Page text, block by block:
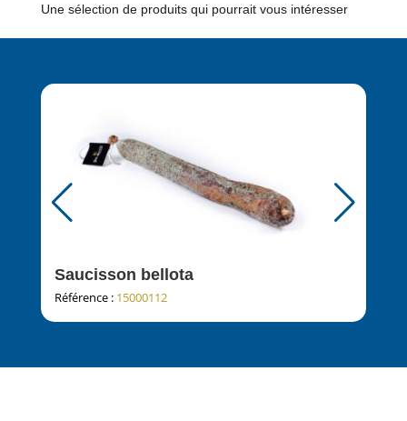
Une sélection de produits qui pourrait vous intéresser
Saucisson bellota
Référence : 15000112